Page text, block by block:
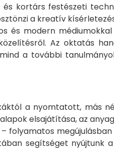
kortárs festészeti
a kreatív
és modern
Az oktatás
a további
a nyomtatott, más
elsajátítása, az
folyamatos
segítséget nyújtunk